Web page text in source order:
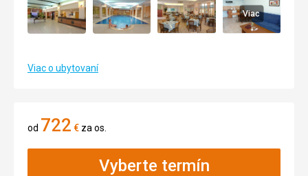
Viac
Viac o ubytovaní
od 722 € za os.
Vyberte termín